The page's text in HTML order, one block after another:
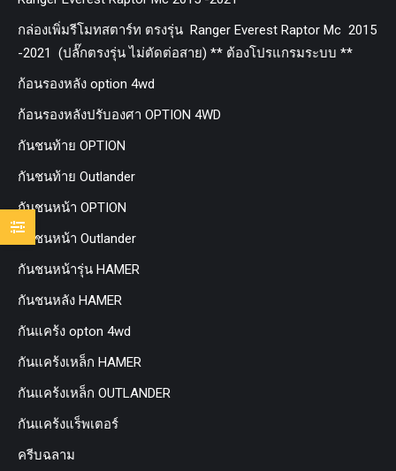
กล่องเพิ่มรีโมทสตาร์ท ตรงรุ่น Ranger Everest Raptor Mc 2015
-2021 (ปลั๊กตรงรุ่น ไม่ตัดต่อสาย) ** ต้องโปรแกรมระบบ **
ก้อนรองหลัง option 4wd
ก้อนรองหลังปรับองศา OPTION 4WD
กันชนท้าย OPTION
กันชนท้าย Outlander
กันชนหน้า OPTION
กันชนหน้า Outlander
กันชนหน้ารุ่น HAMER
กันชนหลัง HAMER
กันแคร้ง opton 4wd
กันแคร้งเหล็ก HAMER
กันแคร้งเหล็ก OUTLANDER
กันแคร้งแร็พเตอร์
ครีบฉลาม